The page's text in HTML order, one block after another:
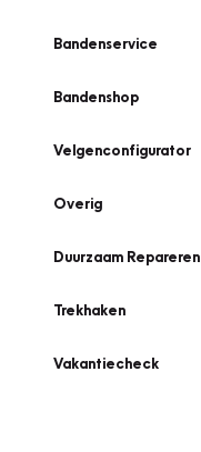
Bandenservice
Bandenshop
Velgenconfigurator
Overig
Duurzaam Repareren
Trekhaken
Vakantiecheck